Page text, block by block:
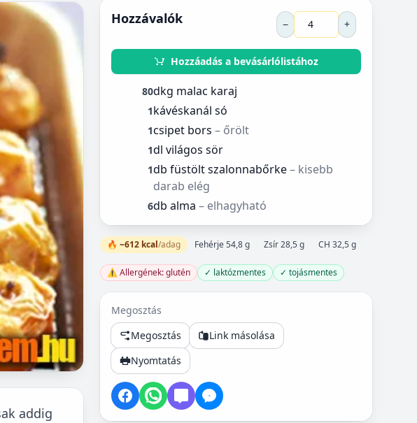
addig
Hozzávalók − +
Hozzáadás a bevásárlólistához
80dkg malac karaj
1kávéskanál só
1csipet bors – őrölt
1dl világos sör
1db füstölt szalonnabőrke– kisebb
darab elég
6db alma – elhagyható
🔥 ~612 kcal/adag Fehérje 54,8 g Zsír 28,5 g CH 32,5 g
⚠️ Allergének: glutén ✓ laktózmentes ✓ tojásmentes
Megosztás
Megosztás
Link másolása
Nyomtatás